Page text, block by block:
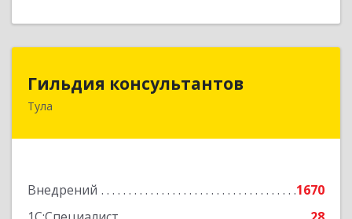
Гильдия консультантов
Тула
Внедрений
1670
300034, Тульская об, Тула г, Вересаева ул, дом